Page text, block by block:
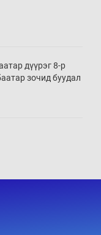
дүүрэг 8-р
зочид буудал